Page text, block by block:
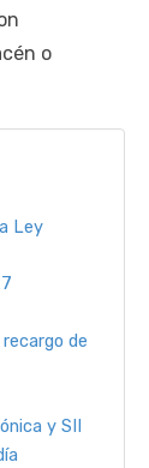
o
Ley
de
y SII